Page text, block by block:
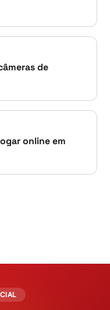
de
online em